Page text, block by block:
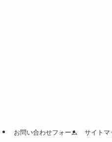
お問い合わせフォーム サイトマ